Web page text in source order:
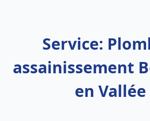
Service:
assainissement
en Vallée